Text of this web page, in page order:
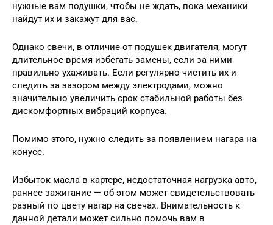
нужные вам подушки, чтобы не ждать, пока механики
найдут их и закажут для вас.
Однако свечи, в отличие от подушек двигателя, могут
длительное время избегать замены, если за ними
правильно ухаживать. Если регулярно чистить их и
следить за зазором между электродами, можно
значительно увеличить срок стабильной работы без
дискомфортных вибраций корпуса.
Помимо этого, нужно следить за появлением нагара на
конусе.
Избыток масла в картере, недостаточная нагрузка авто,
раннее зажигание — об этом может свидетельствовать
разный по цвету нагар на свечах. Внимательность к
данной детали может сильно помочь вам в